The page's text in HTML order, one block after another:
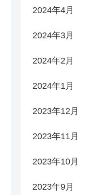
2024年4月
2024年3月
2024年2月
2024年1月
2023年12月
2023年11月
2023年10月
2023年9月